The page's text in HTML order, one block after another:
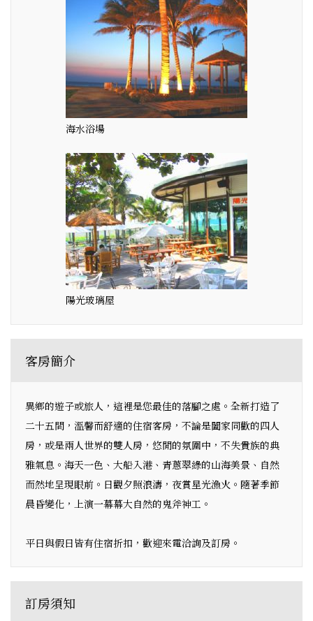
海水浴場
陽光玻璃屋
客房簡介
異鄉的遊子或旅人，這裡是您最佳的落腳之處。全新打造了
二十五間，溫馨而舒適的住宿客房，不論是闔家同歡的四人
房，或是兩人世界的雙人房，悠閒的氛圍中，不失貴族的典
雅氣息。海天一色、大船入港、青蔥翠綠的山海美景、自然
而然地呈現眼前。日觀夕照浪濤，夜賞星光漁火。隨著季節
晨昏變化，上演一幕幕大自然的鬼斧神工。
平日與假日皆有住宿折扣，歡迎來電洽詢及訂房。
訂房須知